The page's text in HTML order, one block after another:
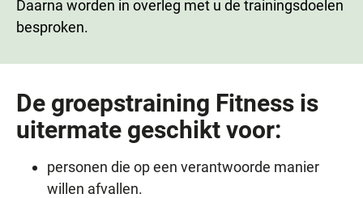
Daarna worden in overleg met u de trainingsdoelen
besproken.
De groepstraining Fitness is
uitermate geschikt voor:
personen die op een verantwoorde manier
willen afvallen.